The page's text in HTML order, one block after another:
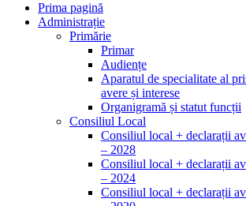
Prima pagină
Administrație
Primărie
Primar
Audiențe
Aparatul de specialitate al
avere și interese
Organigramă și statut funcții
Consiliul Local
Consiliul local + declarații
– 2028
Consiliul local + declarații
– 2024
Consiliul local + declarații